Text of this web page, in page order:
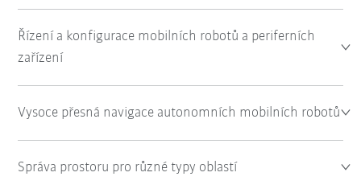
Řízení a konfigurace mobilních robotů a periferních
zařízení
Vysoce přesná navigace autonomních mobilních robotů
Správa prostoru pro různé typy oblastí